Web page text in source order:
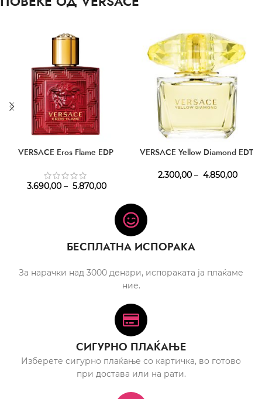
VERSACE Eros Flame EDP
3.690,00 – 5.870,00
VERSACE Yellow Diamond EDT
2.300,00 – 4.850,00
БЕСПЛАТНА ИСПОРАКА
За нарачки над 3000 денари, испораката ја плаќаме
ние.
СИГУРНО ПЛАЌАЊЕ
Изберете сигурно плаќање со картичка, во готово
при достава или на рати.